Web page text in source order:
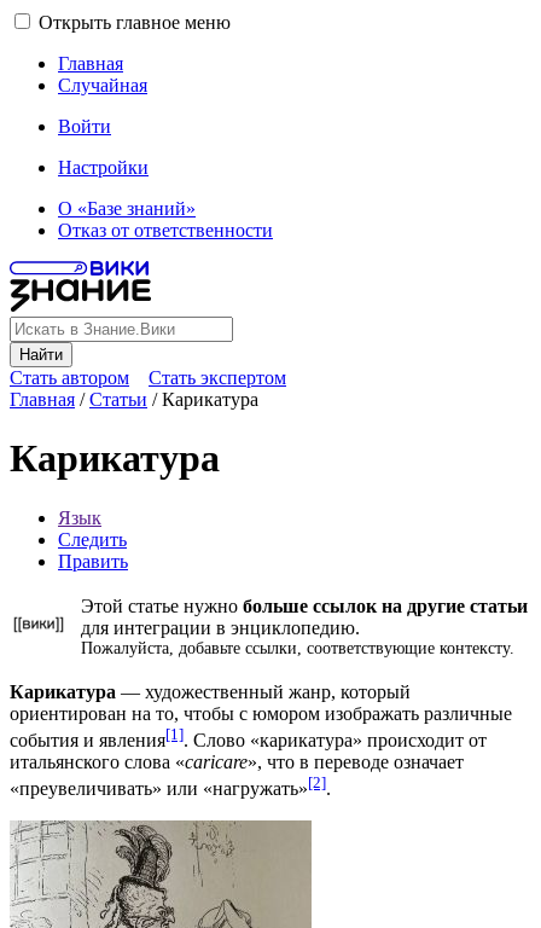
Открыть главное меню
Главная
Случайная
Войти
Настройки
О «Базе знаний»
Отказ от ответственности
Найти
Стать автором
Стать экспертом
Главная /Статьи /Карикатура
Карикатура
Язык
Следить
Править
Этой статье нужно больше ссылок на другие статьи
для интеграции в энциклопедию.
Пожалуйста, добавьте ссылки, соответствующие контексту.
Карикатура — художественный жанр, который
ориентирован на то, чтобы с юмором изображать различные
события и явления[1]. Слово «карикатура» происходит от
итальянского слова «caricare», что в переводе означает
«преувеличивать» или «нагружать»[2].